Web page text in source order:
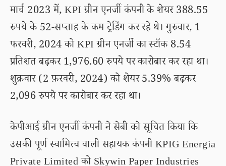
मार्च 2023 में, KPI ग्रीन एनर्जी कंपनी के शेयर 388.55
रुपये के 52-सप्ताह के कम ट्रेडिंग कर रहे थे। गुरुवार, 1
फरवरी, 2024 को KPI ग्रीन एनर्जी का स्टॉक 8.54
प्रतिशत बढ़कर 1,976.60 रुपये पर कारोबार कर रहा था।
शुक्रवार (2 फ़रवरी, 2024) को शेयर 5.39% बढ़कर
2,096 रुपये पर कारोबार कर रहा था।
केपीआई ग्रीन एनर्जी कंपनी ने सेबी को सूचित किया कि
उसकी पूर्ण स्वामित्व वाली सहायक कंपनी KPIG Energia